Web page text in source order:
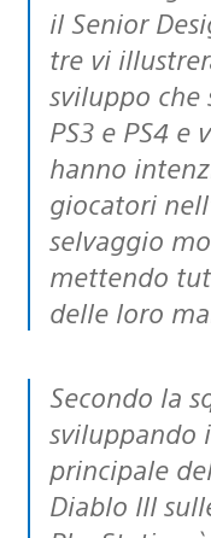
il Senior
tre vi
sviluppo
PS3 e PS4 e
hanno
giocatori
selvaggio
mettendo
delle loro
Secondo la squadra che sta
sviluppando
principale
Diablo III